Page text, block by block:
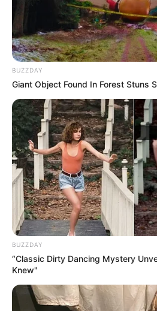
BUZZDAY
Giant Object Found In Forest Stuns
BUZZDAY
“Classic Dirty Dancing Mystery
Knew"